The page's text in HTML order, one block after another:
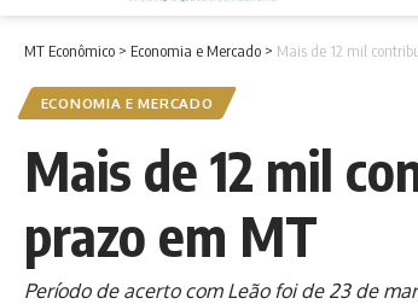
MT Econômico > Economia e Mercado > Mais de 12 mil
ECONOMIA E MERCADO
Mais de 12 mil
prazo em MT
Período de acerto com Leão foi de 23 de